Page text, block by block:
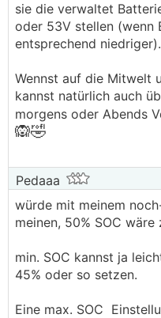
sie die verwaltet
oder 53V stellen (wenn
entsprechend niedriger).
Wennst auf die Mitwelt
kannst natürlich auch
morgens oder Abends
🙉🤣
Pedaaa
würde mit meinem
meinen, 50% SOC
min. SOC kannst ja
45% oder so setzen.
Eine max. SOC